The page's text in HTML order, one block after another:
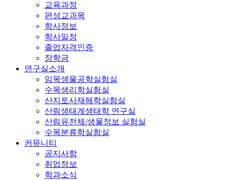
교육과정
편성교과목
학사정보
학사일정
졸업자격인증
장학금
연구실소개
임목생물공학실험실
수목생리학실험실
산지토사재해학실험실
산림생태계생태학 연구실
산림유전체/생물정보 실험실
수목분류학실험실
커뮤니티
공지사항
취업정보
학과소식